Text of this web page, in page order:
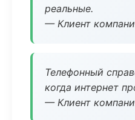
реальные.
— Клиент
Телефонный
когда интернет
— Клиент